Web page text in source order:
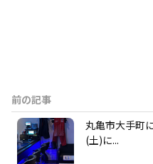
前の記事
丸亀市大手町
(土)に...